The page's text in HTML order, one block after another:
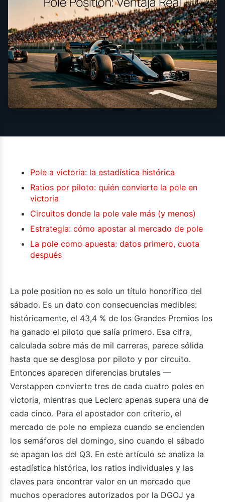
Pole a victoria: la estadística histórica
Ratios por piloto: quién convierte la pole en
victoria
Circuitos donde la pole vale más (y menos)
Estrategia: cómo apostar al mercado de pole
La pole como apuesta: datos primero, cuota
después
La pole position no es solo un título honorífico del
sábado. Es un dato con consecuencias medibles:
históricamente, el 43,4 % de los Grandes Premios los
ha ganado el piloto que salía primero. Esa cifra,
calculada sobre más de mil carreras, parece sólida
hasta que se desglosa por piloto y por circuito.
Entonces aparecen diferencias brutales —
Verstappen convierte tres de cada cuatro poles en
victoria, mientras que Leclerc apenas supera una de
cada cinco. Para el apostador con criterio, el
mercado de pole no empieza cuando se encienden
los semáforos del domingo, sino cuando el sábado
se apagan los del Q3. En este artículo se analiza la
estadística histórica, los ratios individuales y las
claves para encontrar valor en un mercado que
muchos operadores autorizados por la DGOJ ya